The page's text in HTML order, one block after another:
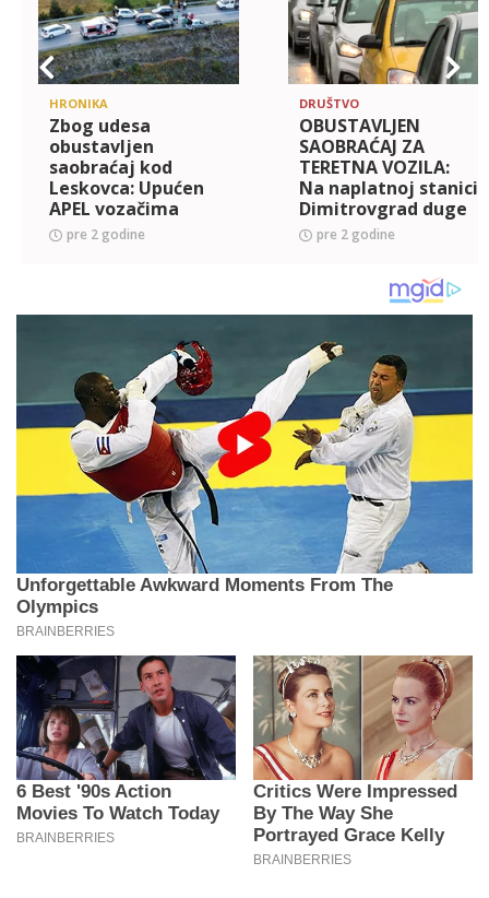
HRONIKA
Zbog udesa
obustavljen
saobraćaj kod
Leskovca: Upućen
APEL vozačima
pre 2 godine
DRUŠTVO
OBUSTAVLJEN
SAOBRAĆAJ ZA
TERETNA VOZILA:
Na naplatnoj stanici
Dimitrovgrad duge
kolone zbog zastoja
na granici
pre 2 godine